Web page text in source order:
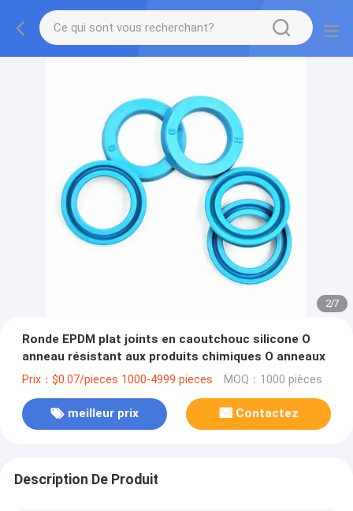
2/7
Ronde EPDM plat joints en caoutchouc silicone O
anneau résistant aux produits chimiques O anneaux
Prix：$0.07/pieces 1000-4999 pieces MOQ：1000 pièces
meilleur prix Contactez
Description De Produit